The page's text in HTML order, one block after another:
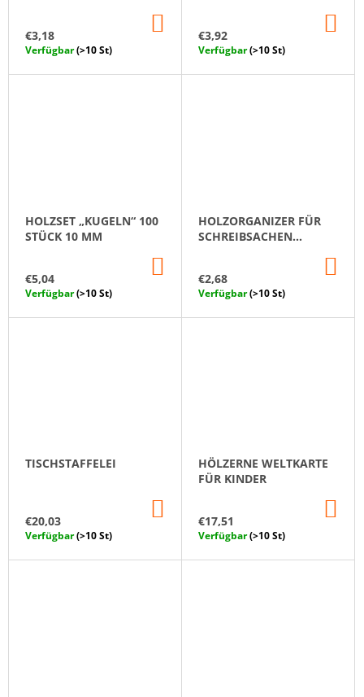
€3,18 WARENKORB
Verfügbar(>10 St)
€3,92
Verfügbar(>10 St)
HOLZSET „KUGELN“ 100
STÜCK 10 MM
€5,04 WARENKORB
Verfügbar(>10 St)
HOLZORGANIZER FÜR
SCHREIBSACHEN
€2,68
Verfügbar(>10 St)
TISCHSTAFFELEI
€20,03 WARENKORB
Verfügbar(>10 St)
HÖLZERNE WELTKARTE
FÜR KINDER
€17,51
Verfügbar(>10 St)